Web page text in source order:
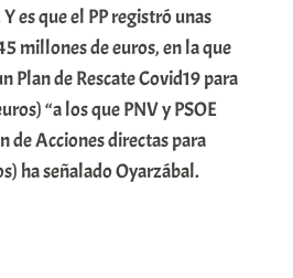
es que el PP registró unas
millones de euros, en la que
Plan de Rescate Covid19 para
“a los que PNV y PSOE
de Acciones directas para
ha señalado Oyarzábal.